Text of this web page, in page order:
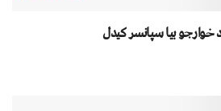
خوارجو بیا سپانسر کیدل